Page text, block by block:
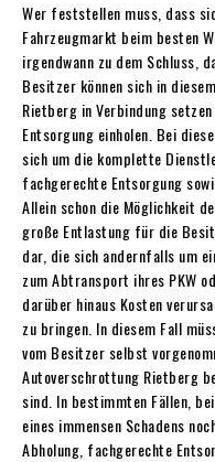
Wer feststellen muss, dass
Fahrzeugmarkt beim besten
irgendwann zu dem Schluss,
Besitzer können sich in
Rietberg in Verbindung
Entsorgung einholen. Bei
sich um die komplette
fachgerechte Entsorgung
Allein schon die Möglichkeit
große Entlastung für die
dar, die sich andernfalls um
zum Abtransport ihres PKW
darüber hinaus Kosten
zu bringen. In diesem Fall
vom Besitzer selbst
Autoverschrottung Rietberg
sind. In bestimmten Fällen,
eines immensen Schadens
Abholung, fachgerechte